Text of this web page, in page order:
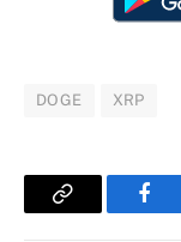
DOGE XRP
Copy